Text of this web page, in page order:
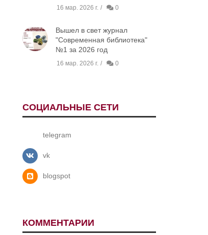
16 мар. 2026 г. 0
Вышел в свет журнал
"Современная библиотека"
№1 за 2026 год
16 мар. 2026 г. 0
СОЦИАЛЬНЫЕ СЕТИ
telegram
vk
blogspot
КОММЕНТАРИИ